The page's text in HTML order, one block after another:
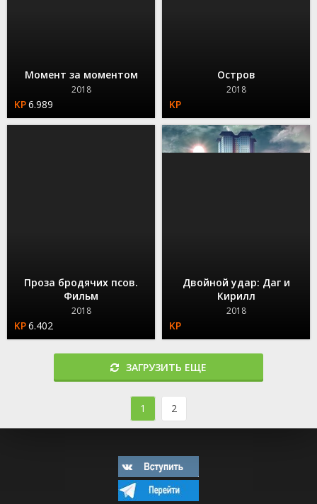
Момент за моментом
2018
6.989
Остров
2018
Проза бродячих псов.
Фильм
2018
6.402
Двойной удар: Даг и
Кирилл
2018
ЗАГРУЗИТЬ ЕЩЕ
1 2